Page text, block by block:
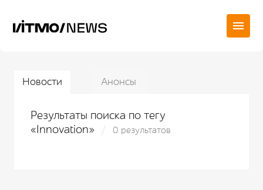
Новости Анонсы
Результаты поиска по тегу
«Innovation»
0 результатов